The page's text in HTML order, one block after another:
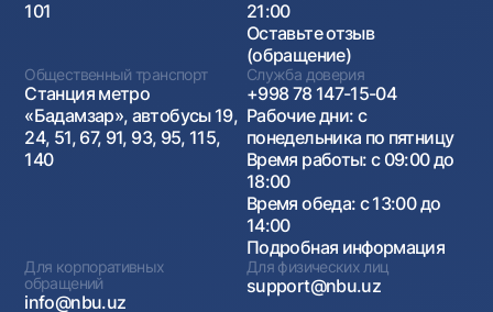
101
21:00
Оставьте отзыв
(обращение)
Общественный транспорт
Станция метро
«Бадамзар», автобусы 19,
24, 51, 67, 91, 93, 95, 115,
140
Служба доверия
+998 78 147-15-04
Рабочие дни: с
понедельника по пятницу
Время работы: с 09:00 до
18:00
Время обеда: с 13:00 до
14:00
Подробная информация
Для корпоративных
обращений
info@nbu.uz
Для физических лиц
support@nbu.uz